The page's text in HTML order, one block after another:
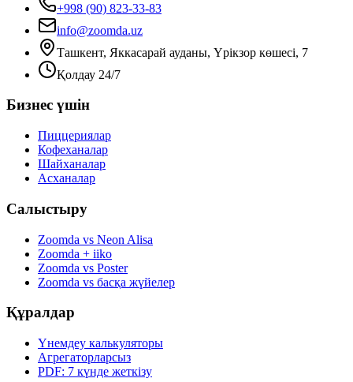
+998 (90) 823-33-83
info@zoomda.uz
Ташкент, Яккасарай ауданы, Үрікзор көшесі, 7
Қолдау 24/7
Бизнес үшін
Пиццериялар
Кофеханалар
Шайханалар
Асханалар
Салыстыру
Zoomda vs Neon Alisa
Zoomda + iiko
Zoomda vs Poster
Zoomda vs басқа жүйелер
Құралдар
Үнемдеу калькуляторы
Агрегаторларсыз
PDF: 7 күнде жеткізу